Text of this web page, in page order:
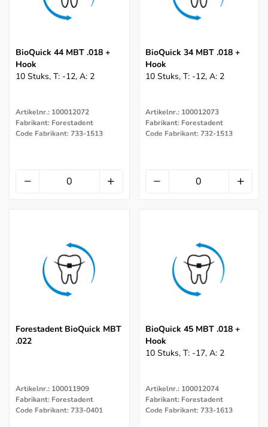
BioQuick 44 MBT .018 +
Hook
10 Stuks, T: -12, A: 2
Artikelnr.: 100012072
Fabrikant: Forestadent
Code Fabrikant: 733-1513
BioQuick 34 MBT .018 +
Hook
10 Stuks, T: -12, A: 2
Artikelnr.: 100012073
Fabrikant: Forestadent
Code Fabrikant: 732-1513
Forestadent BioQuick MBT
.022
Artikelnr.: 100011909
Fabrikant: Forestadent
Code Fabrikant: 733-0401
BioQuick 45 MBT .018 +
Hook
10 Stuks, T: -17, A: 2
Artikelnr.: 100012074
Fabrikant: Forestadent
Code Fabrikant: 733-1613